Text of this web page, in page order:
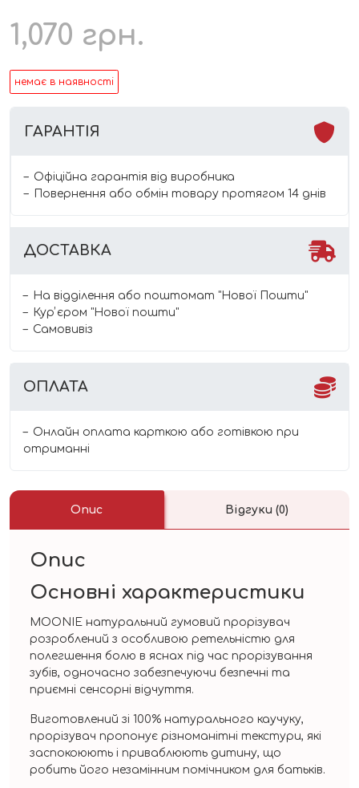
1,070 грн.
немає в наявності
ГАРАНТІЯ
Офіційна гарантія від виробника
Повернення або обмін товару протягом 14 днів
ДОСТАВКА
На відділення або поштомат "Нової Пошти"
Курʼєром "Нової пошти"
Самовивіз
ОПЛАТА
Онлайн оплата карткою або готівкою при
отриманні
Опис Відгуки (0)
Опис
Основні характеристики
MOONIE натуральний гумовий прорізувач
розроблений з особливою ретельністю для
полегшення болю в яснах під час прорізування
зубів, одночасно забезпечуючи безпечні та
приємні сенсорні відчуття.
Виготовлений зі 100% натурального каучуку,
прорізувач пропонує різноманітні текстури, які
заспокоюють і приваблюють дитину, що
робить його незамінним помічником для батьків.